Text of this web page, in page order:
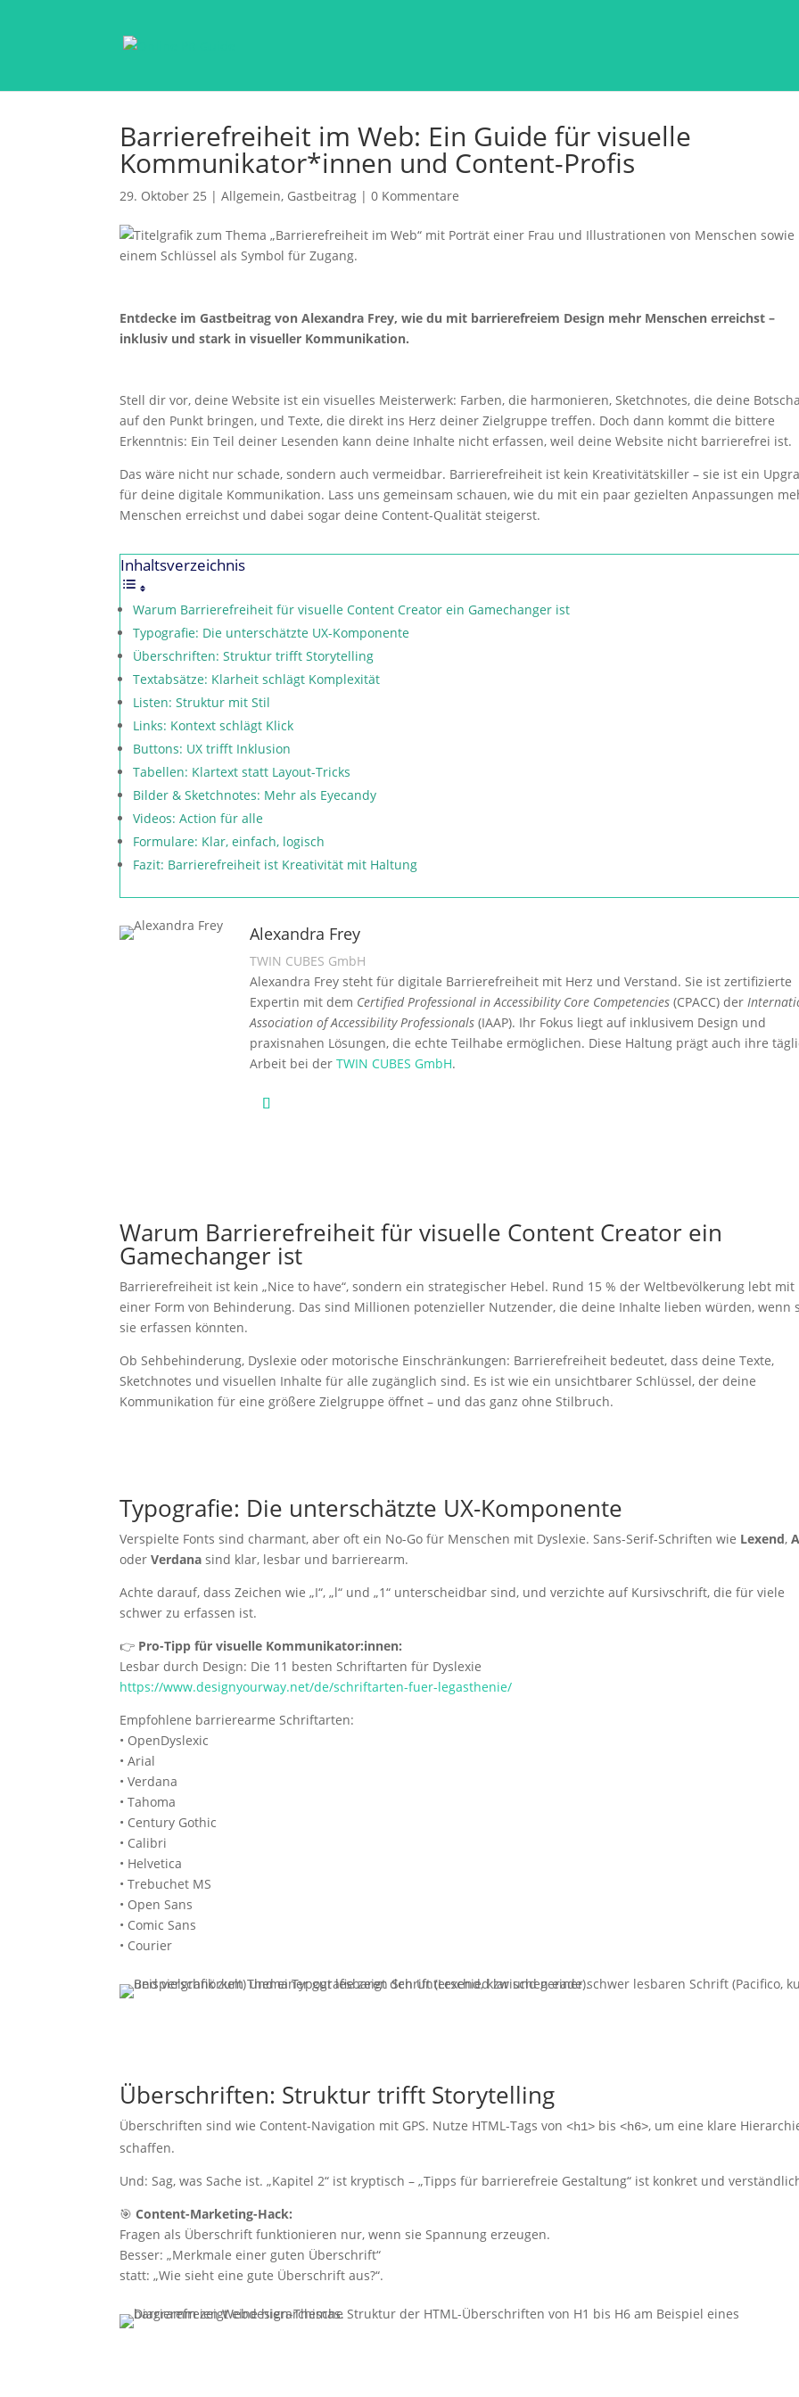
Barrierefreiheit im Web: Ein Guide für visuelle
Kommunikator*innen und Content-Profis
29. Oktober 25 |Allgemein, Gastbeitrag |0 Kommentare
Entdecke im Gastbeitrag von Alexandra Frey, wie du mit barrierefreiem Design mehr Menschen erreichst –
inklusiv und stark in visueller Kommunikation.
Stell dir vor, deine Website ist ein visuelles Meisterwerk: Farben, die harmonieren, Sketchnotes, die deine
auf den Punkt bringen, und Texte, die direkt ins Herz deiner Zielgruppe treffen. Doch dann kommt die bittere
Erkenntnis: Ein Teil deiner Lesenden kann deine Inhalte nicht erfassen, weil deine Website nicht barrierefrei ist.
Das wäre nicht nur schade, sondern auch vermeidbar. Barrierefreiheit ist kein Kreativitätskiller – sie ist ein
für deine digitale Kommunikation. Lass uns gemeinsam schauen, wie du mit ein paar gezielten Anpassungen
Menschen erreichst und dabei sogar deine Content-Qualität steigerst.
Inhaltsverzeichnis
Warum Barrierefreiheit für visuelle Content Creator ein Gamechanger ist
Typografie: Die unterschätzte UX-Komponente
Überschriften: Struktur trifft Storytelling
​Textabsätze: Klarheit schlägt Komplexität
Listen: Struktur mit Stil
Links: Kontext schlägt Klick
Buttons: UX trifft Inklusion
Tabellen: Klartext statt Layout-Tricks
Bilder & Sketchnotes: Mehr als Eyecandy
Videos: Action für alle
Formulare: Klar, einfach, logisch
Fazit: Barrierefreiheit ist Kreativität mit Haltung
Alexandra Frey
TWIN CUBES GmbH
Alexandra Frey steht für digitale Barrierefreiheit mit Herz und Verstand. Sie ist zertifizierte
Expertin mit dem Certified Professional in Accessibility Core Competencies (CPACC) der
Association of Accessibility Professionals (IAAP). Ihr Fokus liegt auf inklusivem Design und
praxisnahen Lösungen, die echte Teilhabe ermöglichen. Diese Haltung prägt auch ihre
Arbeit bei derTWIN CUBES GmbH.
Warum Barrierefreiheit für visuelle Content Creator ein
Gamechanger ist
Barrierefreiheit ist kein „Nice to have“, sondern ein strategischer Hebel. Rund 15 % der Weltbevölkerung lebt mit
einer Form von Behinderung. Das sind Millionen potenzieller Nutzender, die deine Inhalte lieben würden, wenn
sie erfassen könnten.
Ob Sehbehinderung, Dyslexie oder motorische Einschränkungen: Barrierefreiheit bedeutet, dass deine Texte,
Sketchnotes und visuellen Inhalte für alle zugänglich sind. Es ist wie ein unsichtbarer Schlüssel, der deine
Kommunikation für eine größere Zielgruppe öffnet – und das ganz ohne Stilbruch.
Typografie: Die unterschätzte UX-Komponente
Verspielte Fonts sind charmant, aber oft ein No-Go für Menschen mit Dyslexie. Sans-Serif-Schriften wie Lexend,
oderVerdana sind klar, lesbar und barrierearm.
Achte darauf, dass Zeichen wie „I“, „l“ und „1“ unterscheidbar sind, und verzichte auf Kursivschrift, die für viele
schwer zu erfassen ist.
👉 Pro-Tipp für visuelle Kommunikator:innen:
Lesbar durch Design: Die 11 besten Schriftarten für Dyslexie
https://www.designyourway.net/de/schriftarten-fuer-legasthenie/
Empfohlene barrierearme Schriftarten:
• OpenDyslexic
• Arial
• Verdana
• Tahoma
• Century Gothic
• Calibri
• Helvetica
• Trebuchet MS
• Open Sans
• Comic Sans
• Courier
Überschriften: Struktur trifft Storytelling
Überschriften sind wie Content-Navigation mit GPS. Nutze HTML-Tags von<h1> bis<h6>, um eine klare
schaffen.
Und: Sag, was Sache ist. „Kapitel 2“ ist kryptisch – „Tipps für barrierefreie Gestaltung“ ist konkret und
🎯Content-Marketing-Hack:
Fragen als Überschrift funktionieren nur, wenn sie Spannung erzeugen.
Besser: „Merkmale einer guten Überschrift“
statt: „Wie sieht eine gute Überschrift aus?“.